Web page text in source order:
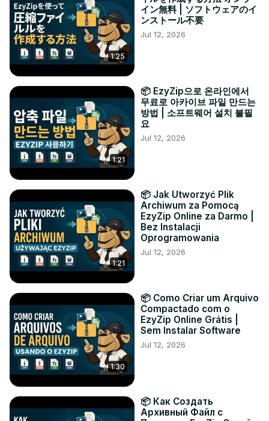
1:25
イン無料 | ソフトウェアのイ
ンストール不要
Jul 12, 2026
1:21
📦 EzyZip으로 온라인에서
무료로 아카이브 파일 만드는
방법 | 소프트웨어 설치 불필
요
Jul 12, 2026
1:21
📦 Jak Utworzyć Plik
Archiwum za Pomocą
EzyZip Online za Darmo |
Bez Instalacji
Oprogramowania
Jul 12, 2026
1:30
📦 Como Criar um Arquivo
Compactado com o
EzyZip Online Grátis |
Sem Instalar Software
Jul 12, 2026
📦 Как Создать
Архивный Файл с